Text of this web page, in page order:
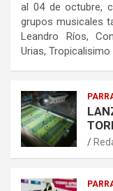
al 04 de octubre,
grupos musicales
Leandro Ríos,
Urias,